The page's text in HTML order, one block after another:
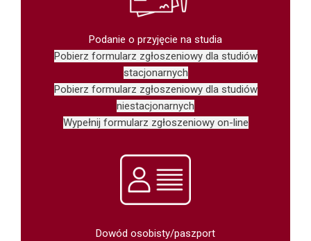
Podanie o przyjęcie na studia
Pobierz formularz zgłoszeniowy dla studiów
stacjonarnych
Pobierz formularz zgłoszeniowy dla studiów
niestacjonarnych
Wypełnij formularz zgłoszeniowy on-line
Dowód osobisty/paszport